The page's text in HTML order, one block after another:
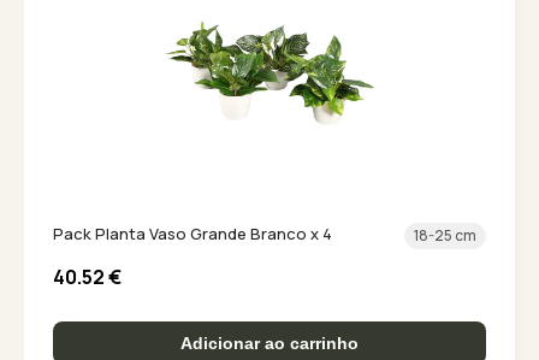
Pack Planta Vaso Grande Branco x 4 18-25 cm
40.52€
Adicionar ao carrinho